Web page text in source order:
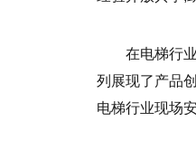
在电梯行
列展现了产品
电梯行业现场